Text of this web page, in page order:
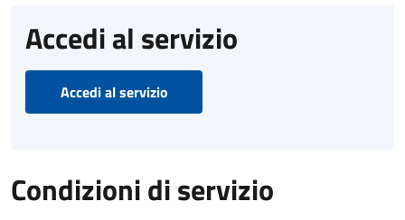
Accedi al servizio
Accedi al servizio
Condizioni di servizio